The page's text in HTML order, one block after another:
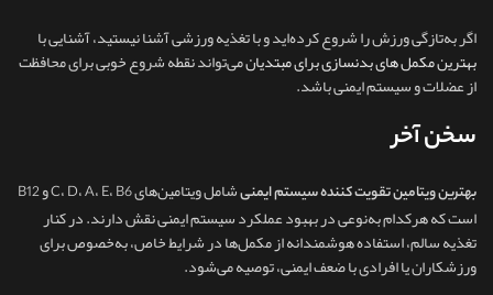
اگر به‌تازگی ورزش را شروع کرده‌اید و با تغذیه ورزشی آشنا نیستید، آشنایی با
بهترین مکمل های بدنسازی برای مبتدیانمی‌تواند نقطه شروع خوبی برای محافظت
از عضلات و سیستم ایمنی باشد.
سخن آخر
بهترین ویتامین تقویت کننده سیستم ایمنی
شامل ویتامین‌های C، D، A، E، B6 و B12
است که هرکدام به‌نوعی در بهبود عملکرد سیستم ایمنی نقش دارند. در کنار
تغذیه سالم، استفاده هوشمندانه از مکمل‌ها در شرایط خاص، به‌خصوص برای
ورزشکاران یا افرادی با ضعف ایمنی، توصیه می‌شود.